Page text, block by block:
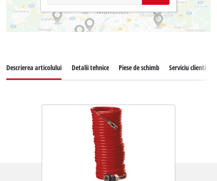
Descrierea articolului Detalii tehnice Piese de schimb Serviciu clienti